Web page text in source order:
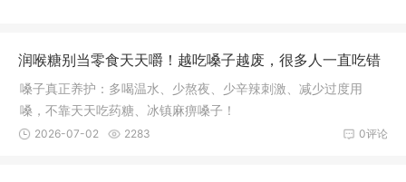
润喉糖别当零食天天嚼！越吃嗓子越废，很多人一直吃错
嗓子真正养护：多喝温水、少熬夜、少辛辣刺激、减少过度用
嗓，不靠天天吃药糖、冰镇麻痹嗓子！
0评论
2026-07-02 2283